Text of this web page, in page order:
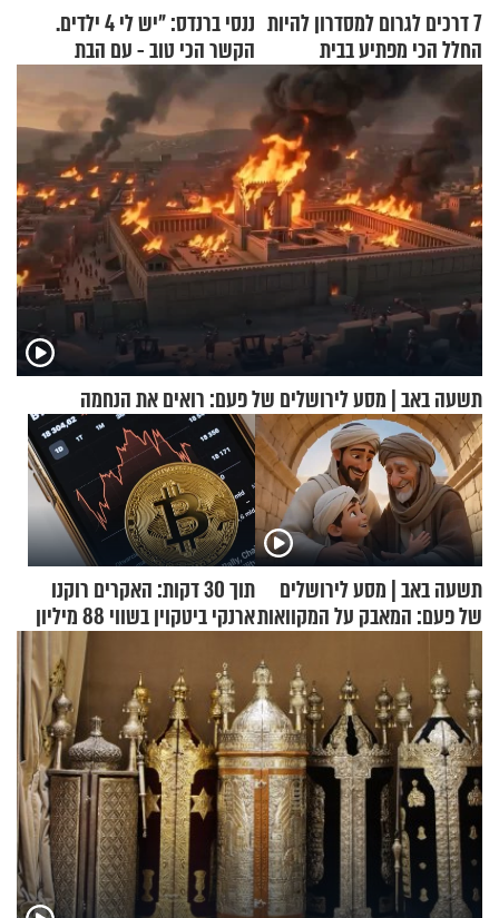
7 דרכים לגרום למסדרון להיות
החלל הכי מפתיע בבית
ננסי ברנדס: "יש לי 4 ילדים.
הקשר הכי טוב - עם הבת
החרדית"
תשעה באב | מסע לירושלים של פעם: רואים את הנחמה
תשעה באב | מסע לירושלים
של פעם: המאבק על המקוואות
תוך 30 דקות: האקרים רוקנו
ארנקי ביטקוין בשווי 88 מיליון